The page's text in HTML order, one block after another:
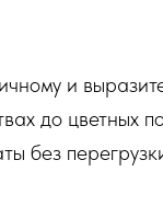
и
до цветных
без